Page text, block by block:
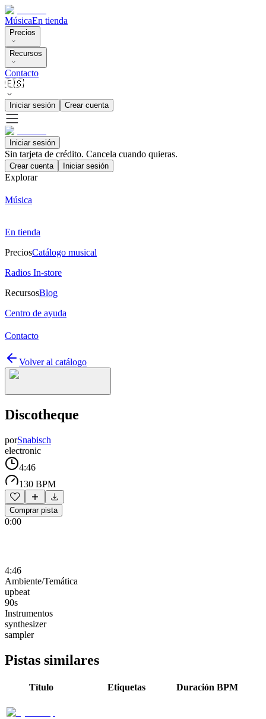
MúsicaEn tienda
Precios
Recursos
Contacto
🇪🇸
Iniciar sesión Crear cuenta
Iniciar sesión
Sin tarjeta de crédito. Cancela cuando quieras.
Crear cuenta Iniciar sesión
Explorar
Música
En tienda
PreciosCatálogo musical
Radios In-store
RecursosBlog
Centro de ayuda
Contacto
Volver al catálogo
Discotheque
porSnabisch
electronic
4:46
130 BPM
Comprar pista
0:00
4:46
Ambiente/Temática
upbeat
90s
Instrumentos
synthesizer
sampler
Pistas similares
Título Etiquetas Duración BPM